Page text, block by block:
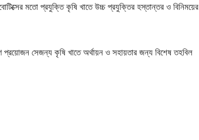
মতো প্রযুক্তি কৃষি খাতে উচ্চ প্রযুক্তির হস্তান্তর ও বিনিময়ের
সেজন্য কৃষি খাতে অর্থায়ন ও সহায়তার জন্য বিশেষ তহবিল